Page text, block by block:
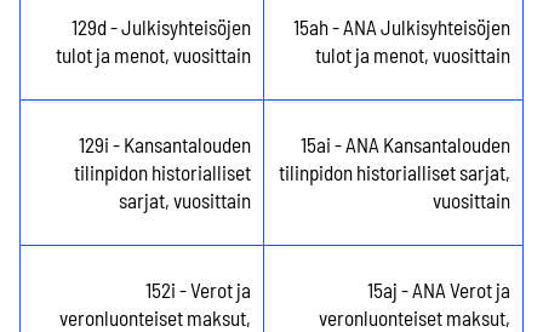
129d - Julkisyhteisöjen
tulot ja menot, vuosittain
15ah - ANA Julkisyhteisöjen
tulot ja menot, vuosittain
129i - Kansantalouden
tilinpidon historialliset
sarjat, vuosittain
15ai - ANA Kansantalouden
tilinpidon historialliset sarjat,
vuosittain
152i - Verot ja
veronluonteiset maksut,
15aj - ANA Verot ja
veronluonteiset maksut,